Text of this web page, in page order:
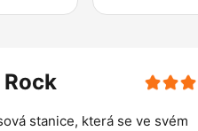
stanice, která se ve svém